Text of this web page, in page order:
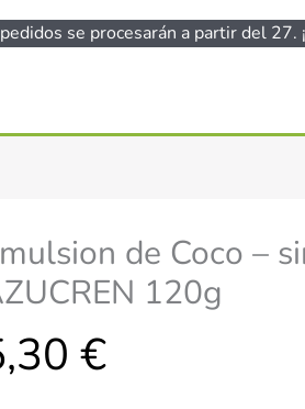
se procesarán a partir del 27.
de Coco –
120g
€
sin